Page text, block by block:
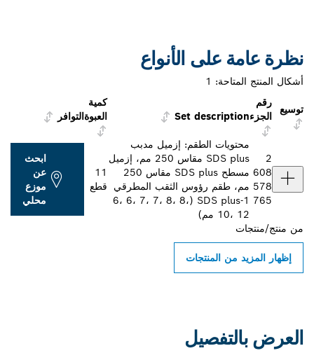
نظرة عامة على الأنواع
أشكال المنتج المتاحة: 1
توسيع
رقم
الجزءSet description
كمية
العبوةالتوافر
2
608
578
765
محتويات الطقم: إزميل مدبب
SDS plus مقاس 250 مم، إزميل
مسطح SDS plus مقاس 250
مم، طقم رؤوس الثقب المطرقي
SDS plus-1 (6، 6، 7، 7، 8، 8،
10، 12 مم)
11
قطع
ابحث
عن
موزع
محلي
من منتج/منتجات
إظهار المزيد من المنتجات
العرض بالتفصيل